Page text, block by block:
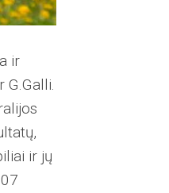
ir
G.Galli.
ir jų